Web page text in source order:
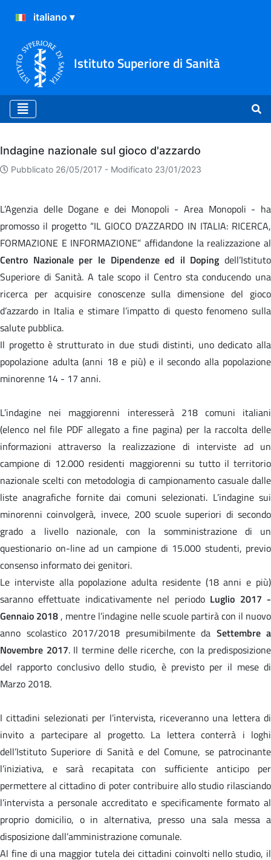
Istituto Superiore di Sanità
Archivio
Indagine nazionale sul gioco d'azzardo
Pubblicato 26/05/2017 - Modificato 23/01/2023
L’Agenzia delle Dogane e dei Monopoli - Area Monopoli - ha
promosso il progetto “IL GIOCO D’AZZARDO IN ITALIA: RICERCA,
FORMAZIONE E INFORMAZIONE” affidandone la realizzazione al
Centro Nazionale per le Dipendenze ed il Doping dell’Istituto
Superiore di Sanità. A tale scopo il Centro sta conducendo una
ricerca per acquisire conoscenze sulla dimensione del gioco
d’azzardo in Italia e stimare l’impatto di questo fenomeno sulla
salute pubblica.
Il progetto è strutturato in due studi distinti, uno dedicato alla
popolazione adulta (anni 18 e più) e il secondo alla popolazione
minorenne 14 - 17 anni.
L’indagine nei maggiorenni interesserà 218 comuni italiani
(elenco nel file PDF allegato a fine pagina) per la raccolta delle
informazioni attraverso la realizzazione di interviste ad un
campione di 12.000 residenti maggiorenni su tutto il territorio
nazionale scelti con metodologia di campionamento casuale dalle
liste anagrafiche fornite dai comuni selezionati. L’indagine sui
minorenni coinvolgerà, invece, 200 scuole superiori di secondo
grado a livello nazionale, con la somministrazione di un
questionario on-line ad un campione di 15.000 studenti, previo
consenso informato dei genitori.
Le interviste alla popolazione adulta residente (18 anni e più)
saranno effettuate indicativamente nel periodo Luglio 2017 -
Gennaio 2018 , mentre l’indagine nelle scuole partirà con il nuovo
anno scolastico 2017/2018 presumibilmente da Settembre a
Novembre 2017. Il termine delle ricerche, con la predisposizione
del rapporto conclusivo dello studio, è previsto per il mese di
Marzo 2018.
I cittadini selezionati per l’intervista, riceveranno una lettera di
invito a partecipare al progetto. La lettera conterrà i loghi
dell’Istituto Superiore di Sanità e del Comune, se patrocinante
l’iniziativa, e sarà recapitata con sufficiente anticipo per
permettere al cittadino di poter contribuire allo studio rilasciando
l’intervista a personale accreditato e specificamente formato al
proprio domicilio, o in alternativa, presso una sala messa a
disposizione dall’amministrazione comunale.
Al fine di una maggior tutela dei cittadini coinvolti nello studio, il